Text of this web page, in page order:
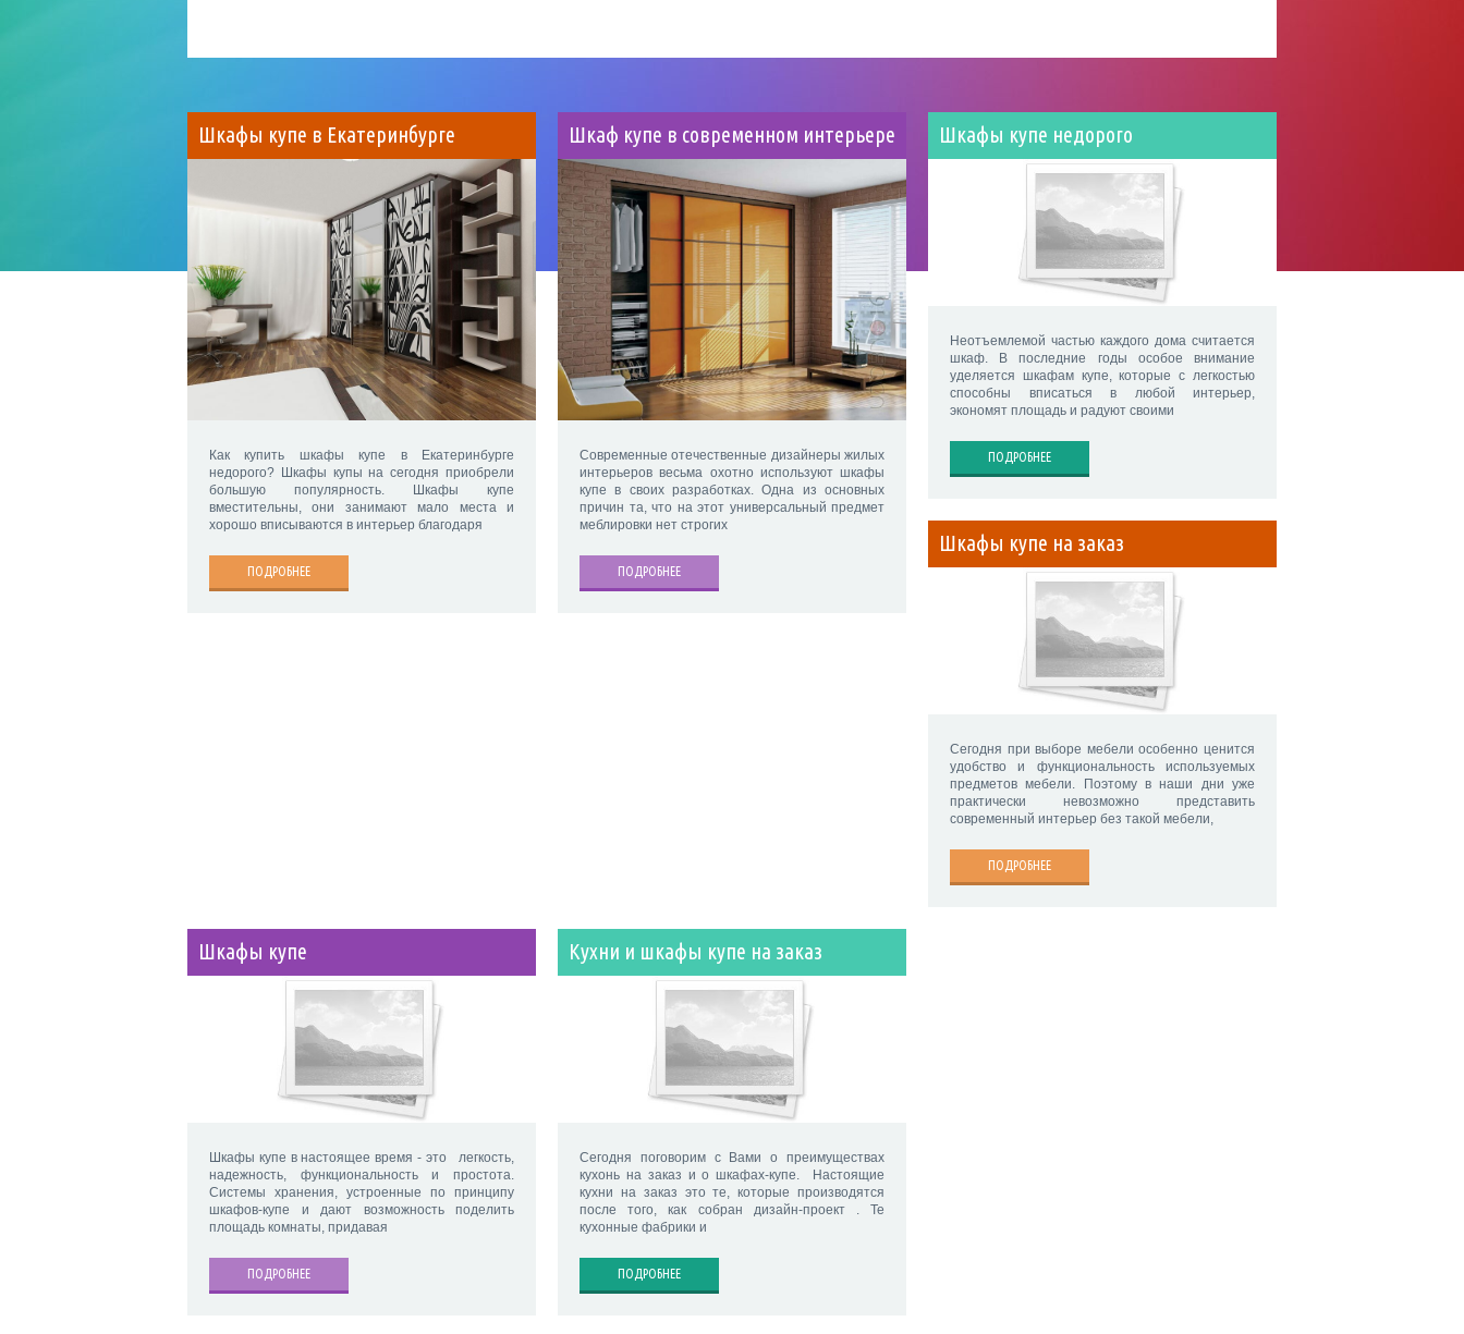
Шкафы купе в Екатеринбурге
Как купить шкафы купе в Екатеринбурге
недорого? Шкафы купы на сегодня приобрели
большую популярность. Шкафы купе
вместительны, они занимают мало места и
хорошо вписываются в интерьер благодаря
ПОДРОБНЕЕ
Шкаф купе в современном интерьере
Современные отечественные дизайнеры жилых
интерьеров весьма охотно используют шкафы
купе в своих разработках. Одна из основных
причин та, что на этот универсальный предмет
меблировки нет строгих
ПОДРОБНЕЕ
Шкафы купе недорого
Неотъемлемой частью каждого дома считается
шкаф. В последние годы особое внимание
уделяется шкафам купе, которые с легкостью
способны вписаться в любой интерьер,
экономят площадь и радуют своими
ПОДРОБНЕЕ
Шкафы купе на заказ
Сегодня при выборе мебели особенно ценится
удобство и функциональность используемых
предметов мебели. Поэтому в наши дни уже
практически невозможно представить
современный интерьер без такой мебели,
ПОДРОБНЕЕ
Шкафы купе
Шкафы купе в настоящее время - это легкость,
надежность, функциональность и простота.
Системы хранения, устроенные по принципу
шкафов-купе и дают возможность поделить
площадь комнаты, придавая
ПОДРОБНЕЕ
Кухни и шкафы купе на заказ
Сегодня поговорим с Вами о преимуществах
кухонь на заказ и о шкафах-купе. Настоящие
кухни на заказ это те, которые производятся
после того, как собран дизайн-проект . Те
кухонные фабрики и
ПОДРОБНЕЕ